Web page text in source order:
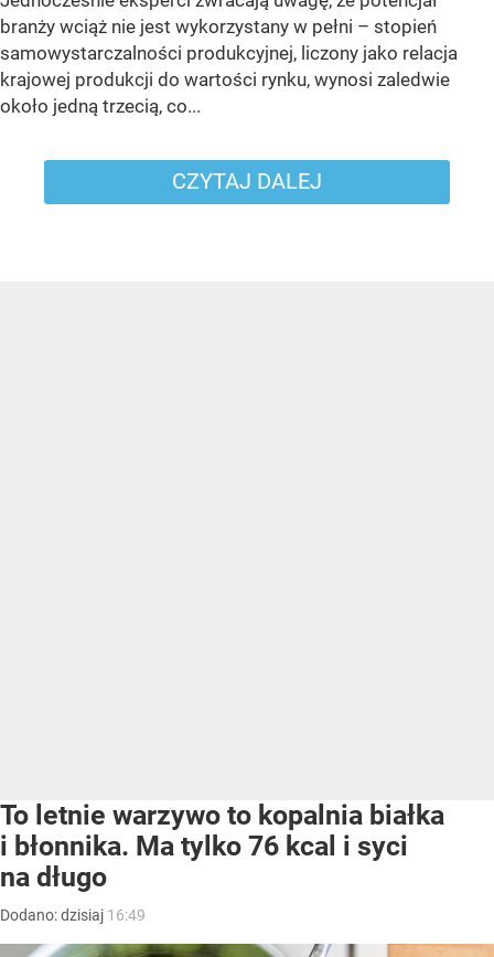
branży wciąż nie jest wykorzystany w pełni – stopień
samowystarczalności produkcyjnej, liczony jako relacja
krajowej produkcji do wartości rynku, wynosi zaledwie
około jedną trzecią, co...
CZYTAJ DALEJ
To letnie warzywo to kopalnia białka
i błonnika. Ma tylko 76 kcal i syci
na długo
Dodano:dzisiaj 16:49